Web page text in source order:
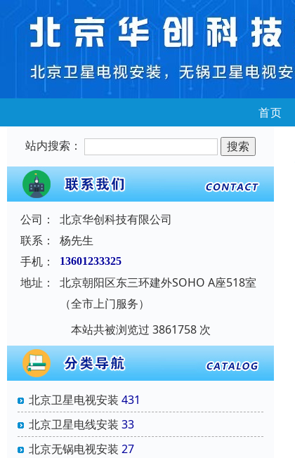
首页
站内搜索：
公司：
北京华创科技有限公司
联系：
杨先生
手机：
13601233325
地址：
北京朝阳区东三环建外SOHO A座518室
（全市上门服务）
本站共被浏览过 3861758 次
北京卫星电视安装 431
北京卫星电线安装 33
北京无锅电视安装 27